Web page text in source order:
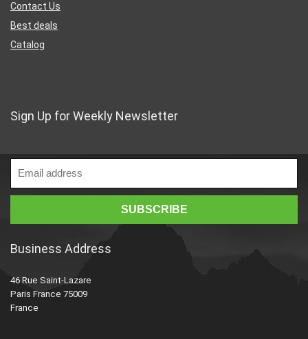
Contact Us
Best deals
Catalog
Sign Up for Weekly Newsletter
Business Address
46 Rue Saint-Lazare
Paris France 75009
France